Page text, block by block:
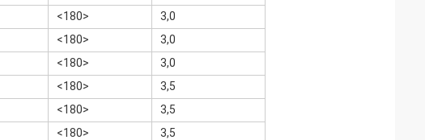
<180>
3,0
<180>
3,0
<180>
3,0
<180>
3,5
<180>
3,5
<180>
3,5